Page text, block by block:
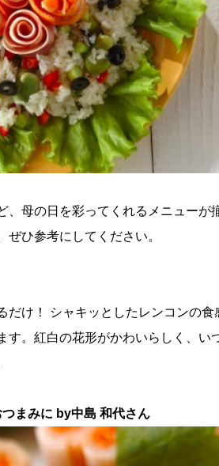
母の日を彩ってくれるメニューが
ぜひ参考にしてください。
だけ！ シャキッとしたレンコンの食
す。紅白の花形がかわいらしく、い
まみに by中島 和代さん